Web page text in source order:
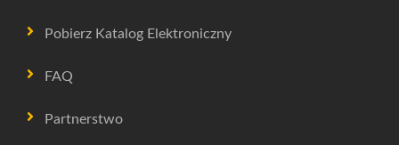
Pobierz Katalog Elektroniczny
FAQ
Partnerstwo